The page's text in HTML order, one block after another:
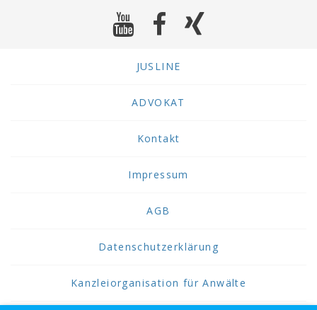
JUSLINE
ADVOKAT
Kontakt
Impressum
AGB
Datenschutzerklärung
Kanzleiorganisation für Anwälte